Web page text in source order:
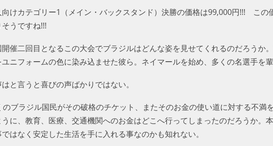
けカテゴリー1（メイン・バックスタンド）決勝の価格は99,000円!!! この
うですね!!!
催二回目となるこの大会でブラジルはどんな姿を見せてくれるのだろうか
ニフォームの色に染み込ませた彼ら。ネイマールを始め、多くの名選手を輩
と言うと喜びの声ばかりではない。
ブラジル国民がその破格のチケット、またそのお金の使い道に対する不満
に、教育、医療、交通機関へのお金はどこへ行ってしまったのだろうか。
はなく安定した生活を手に入れる事なのかも知れない。